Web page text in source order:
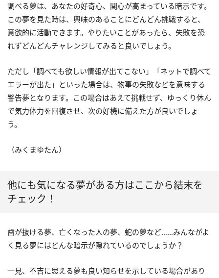
調べる夢は、あなたの好奇心、関心が高まっている暗示です。
この夢を見た時は、興味のあることにどんどん挑戦すると、
意欲的に活動できます。やりたいことがあったら、失敗を恐
れずどんどんチャレンジしてみると良いでしょう。
ただし「調べても欲しい情報が出てこない」「ネットで調べて
エラーが出た」といった場合は、物事の失敗などを意味する
警告夢となります。この場合はあえて挑戦せず、ゆっくり休ん
で気力体力を回復させ、次の好機に備えた方が良いでしょ
う。
（みくまゆたん）
他にも気になる夢がある方はここから結末を
チェック！
歯が抜ける夢、亡くなった人の夢、蛇の夢など……みんながよ
く見る夢にはどんな暗示が隠れているのでしょうか？
一見、不吉に思える夢も良い知らせを示している場合があり